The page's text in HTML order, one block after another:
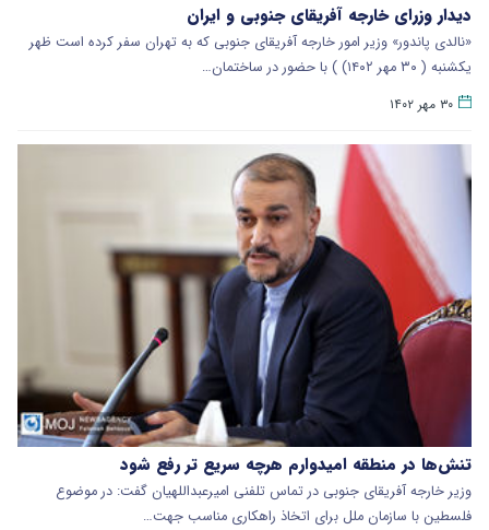
دیدار وزرای خارجه آفریقای جنوبی و ایران
«نالدی پاندور» وزیر امور خارجه آفریقای جنوبی که به تهران سفر کرده است ظهر
یکشنبه ( ۳۰ مهر ۱۴۰۲) ) با حضور در ساختمان…
۳۰ مهر ۱۴۰۲
تنش‌ها در منطقه امیدوارم هرچه سریع تر رفع شود
وزیر خارجه آفریقای جنوبی در تماس تلفنی امیرعبداللهیان گفت: در موضوع
فلسطین با سازمان ملل برای اتخاذ راهکاری مناسب جهت…